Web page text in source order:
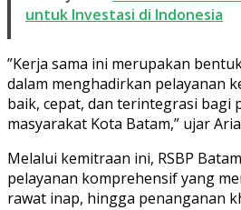
untuk Investasi di Indonesia
”Kerja sama ini merupakan
dalam menghadirkan pelayanan
baik, cepat, dan terintegrasi bagi
masyarakat Kota Batam,” ujar
Melalui kemitraan ini, RSBP
pelayanan komprehensif yang
rawat inap, hingga penanganan